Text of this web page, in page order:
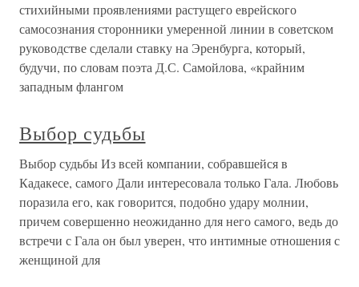
стихийными проявлениями растущего еврейского
самосознания сторонники умеренной линии в советском
руководстве сделали ставку на Эренбурга, который,
будучи, по словам поэта Д.С. Самойлова, «крайним
западным флангом
Выбор судьбы
Выбор судьбы Из всей компании, собравшейся в
Кадакесе, самого Дали интересовала только Гала. Любовь
поразила его, как говорится, подобно удару молнии,
причем совершенно неожиданно для него самого, ведь до
встречи с Гала он был уверен, что интимные отношения с
женщиной для